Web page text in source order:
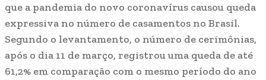
que a pandemia do novo coronavírus causou queda
expressiva no número de casamentos no Brasil.
Segundo o levantamento, o número de cerimônias,
após o dia 11 de março, registrou uma queda de até
61,2% em comparação com o mesmo período do ano